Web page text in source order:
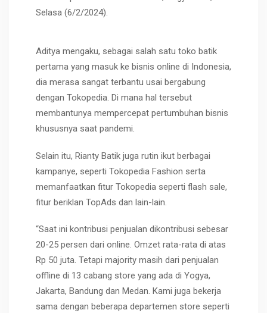
Selasa (6/2/2024).
Aditya mengaku, sebagai salah satu toko batik
pertama yang masuk ke bisnis online di Indonesia,
dia merasa sangat terbantu usai bergabung
dengan Tokopedia. Di mana hal tersebut
membantunya mempercepat pertumbuhan bisnis
khususnya saat pandemi.
Selain itu, Rianty Batik juga rutin ikut berbagai
kampanye, seperti Tokopedia Fashion serta
memanfaatkan fitur Tokopedia seperti flash sale,
fitur beriklan TopAds dan lain-lain.
“Saat ini kontribusi penjualan dikontribusi sebesar
20-25 persen dari online. Omzet rata-rata di atas
Rp 50 juta. Tetapi majority masih dari penjualan
offline di 13 cabang store yang ada di Yogya,
Jakarta, Bandung dan Medan. Kami juga bekerja
sama dengan beberapa departemen store seperti